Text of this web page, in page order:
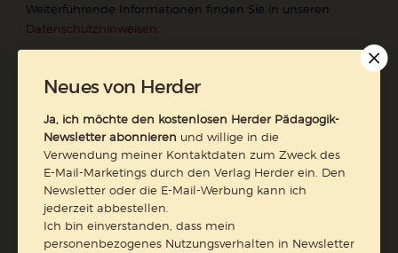
Weiterführende Informationen finden Sie in unseren
Datenschutzhinweisen
Jetzt anmelden
Neues von Herder
Ja, ich möchte den kostenlosen Herder Pädagogik-
Newsletter abonnieren und willige in die
Verwendung meiner Kontaktdaten zum Zweck des
E-Mail-Marketings durch den Verlag Herder ein. Den
Newsletter oder die E-Mail-Werbung kann ich
jederzeit abbestellen.
Ich bin einverstanden, dass mein
personenbezogenes Nutzungsverhalten in Newsletter